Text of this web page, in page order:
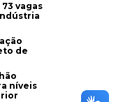
vagas
de
níveis